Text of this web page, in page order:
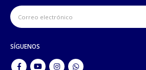
SÍGUENOS